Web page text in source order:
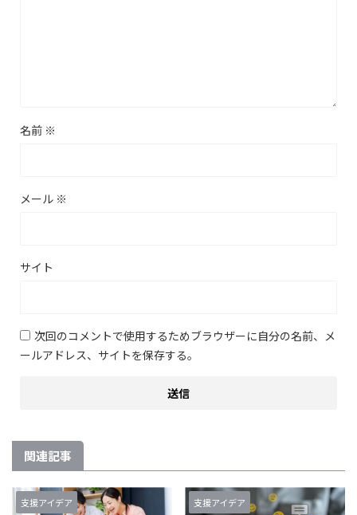
名前 ※
メール ※
サイト
次回のコメントで使用するためブラウザーに自分の名前、メ
ールアドレス、サイトを保存する。
関連記事
支援アイデア 支援アイデア